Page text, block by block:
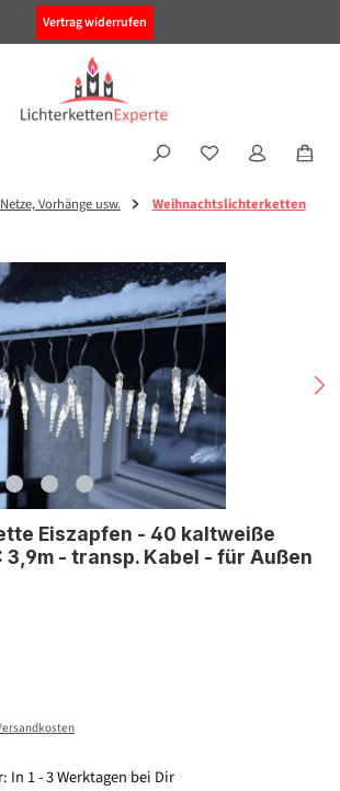
Vertrag widerrufen
Vorhänge usw. Weihnachtslichterketten
Eiszapfen - 40 kaltweiße
3,9m - transp. Kabel - für Außen
In 1 - 3 Werktagen bei Dir